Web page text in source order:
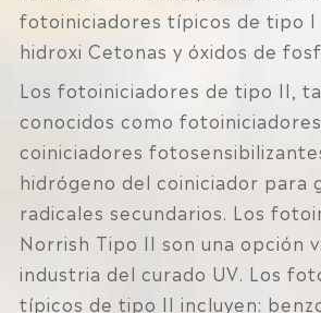
fotoiniciadores típicos de tipo I
hidroxi Cetonas y óxidos de
Los fotoiniciadores de tipo II,
conocidos como
coiniciadores
hidrógeno del coiniciador para
radicales secundarios. Los
Norrish Tipo II son una opción
industria del curado UV. Los
típicos de tipo II incluyen: